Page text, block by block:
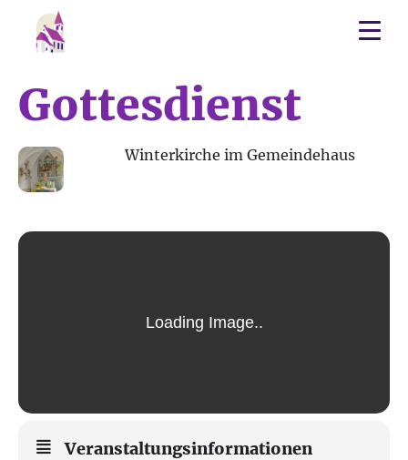
Gottesdienst
Winterkirche im Gemeindehaus
Veranstaltungsinformationen